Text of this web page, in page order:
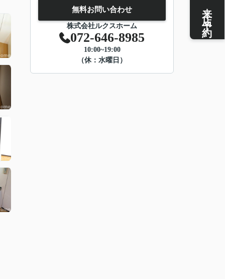
無料お問い合わせ
株式会社ルクスホーム
072-646-8985
10:00~19:00
（休：水曜日）
来店予約